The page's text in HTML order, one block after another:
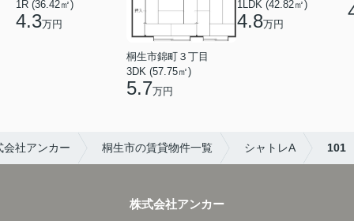
1R (36.42㎡)
4.3万円
桐生市錦町３丁目
3DK (57.75㎡)
5.7万円
1LDK (42.82㎡)
4.8万円
会社アンカー 桐生市の賃貸物件一覧 シャトレA 101
株式会社アンカー